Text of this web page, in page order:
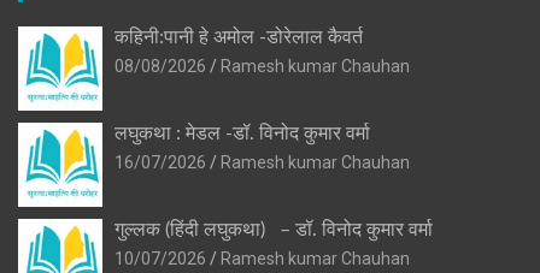
कहिनी:पानी हे अमोल -डोरेलाल कैवर्त
08/08/2026
Ramesh kumar Chauhan
लघुकथा : मेडल -डॉ. विनोद कुमार वर्मा
16/07/2026
Ramesh kumar Chauhan
गुल्लक (हिंदी लघुकथा) – डॉ. विनोद कुमार वर्मा
10/07/2026
Ramesh kumar Chauhan